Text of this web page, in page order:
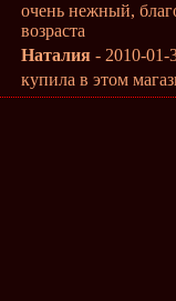
очень нежный,
возраста
Наталия- 2010-01-
купила в этом